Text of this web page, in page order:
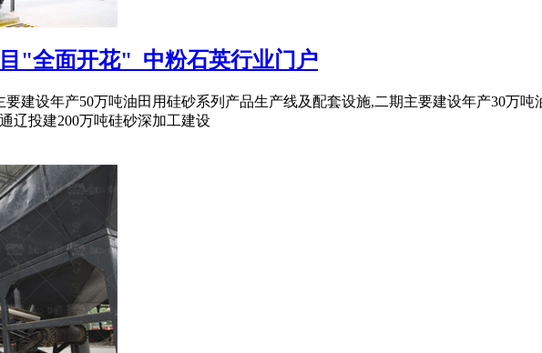
"全面开花"_中粉石英行业门户
建设年产50万吨油田用硅砂系列产品生产线及配套设施,二期主要建设年产30万
辽投建200万吨硅砂深加工建设